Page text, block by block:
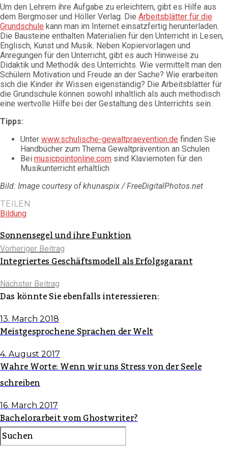
Um den Lehrern ihre Aufgabe zu erleichtern, gibt es Hilfe aus
dem Bergmoser und Höller Verlag. Die Arbeitsblätter für die
Grundschule kann man im Internet einsatzfertig herunterladen.
Die Bausteine enthalten Materialien für den Unterricht in Lesen,
Englisch, Kunst und Musik. Neben Kopiervorlagen und
Anregungen für den Unterricht, gibt es auch Hinweise zu
Didaktik und Methodik des Unterrichts. Wie vermittelt man den
Schülern Motivation und Freude an der Sache? Wie erarbeiten
sich die Kinder ihr Wissen eigenständig? Die Arbeitsblätter für
die Grundschule können sowohl inhaltlich als auch methodisch
eine wertvolle Hilfe bei der Gestaltung des Unterrichts sein.
Tipps:
Unter www.schulische-gewaltpraevention.de finden Sie
Handbücher zum Thema Gewaltprävention an Schulen
Bei musicpointonline.com sind Klaviernoten für den
Musikunterricht erhältlich
Bild: Image courtesy of khunaspix / FreeDigitalPhotos.net
TEILEN
Bildung
Sonnensegel und ihre Funktion
Vorheriger Beitrag
Integriertes Geschäftsmodell als Erfolgsgarant
Nächster Beitrag
Das könnte Sie ebenfalls interessieren:
13. March 2018
Meistgesprochene Sprachen der Welt
4. August 2017
Wahre Worte: Wenn wir uns Stress von der Seele
schreiben
16. March 2017
Bachelorarbeit vom Ghostwriter?